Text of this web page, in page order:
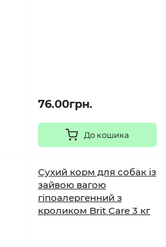
76.00грн.
До кошика
Сухий корм для собак із
зайвою вагою
гіпоалергенний з
кроликом Brit Care 3 кг